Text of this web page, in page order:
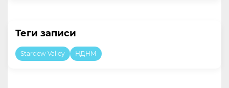
Теги записи
Stardew Valley НДНМ